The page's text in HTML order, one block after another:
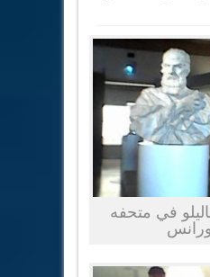
في متحفه